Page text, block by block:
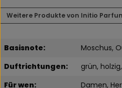
Weitere Produkte von Initio
Basisnote:
Moschus,
Duftrichtungen:
grün,
Für wen:
Damen,